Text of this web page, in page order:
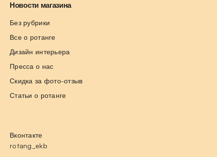
Новости магазина
Без рубрики
Все о ротанге
Дизайн интерьера
Пресса о нас
Скидка за фото-отзыв
Статьи о ротанге
Вконтакте
rotang_ekb